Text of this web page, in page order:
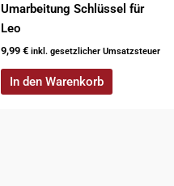
Umarbeitung Schlüssel für
Leo
9,99 € inkl. gesetzlicher Umsatzsteuer
In den Warenkorb